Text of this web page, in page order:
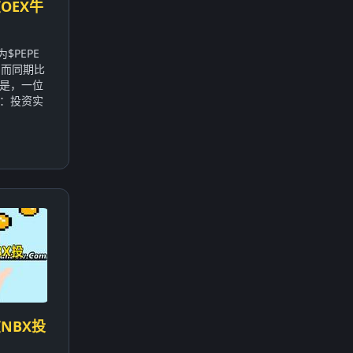
牛
$PEPE
同期比
，一位
投资实
投